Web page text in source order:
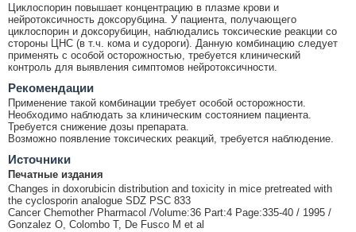
Циклоспорин повышает концентрацию в плазме крови и
нейротоксичность доксорубцина. У пациента, получающего
циклоспорин и доксорубицин, наблюдались токсические реакции со
стороны ЦНС (в т.ч. кома и судороги). Данную комбинацию следует
применять с особой осторожностью, требуется клинический
контроль для выявления симптомов нейротоксичности.
Рекомендации
Применение такой комбинации требует особой осторожности.
Необходимо наблюдать за клиническим состоянием пациента.
Требуется снижение дозы препарата.
Возможно появление токсических реакций, требуется наблюдение.
Источники
Печатные издания
Changes in doxorubicin distribution and toxicity in mice pretreated with
the cyclosporin analogue SDZ PSC 833
Cancer Chemother Pharmacol /Volume:36 Part:4 Page:335-40 / 1995 /
Gonzalez O, Colombo T, De Fusco M et al